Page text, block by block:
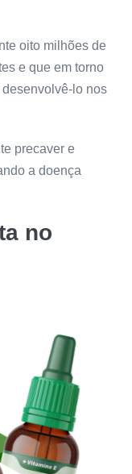
oito milhões de
e que em torno
lo nos
precaver e
a doença
no